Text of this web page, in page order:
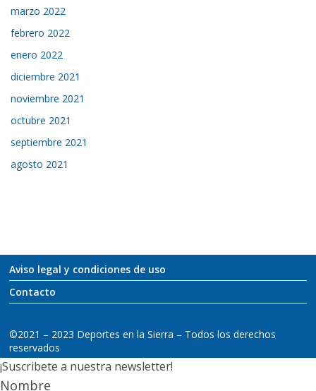
marzo 2022
febrero 2022
enero 2022
diciembre 2021
noviembre 2021
octubre 2021
septiembre 2021
agosto 2021
Aviso legal y condiciones de uso
Contacto
©2021 – 2023 Deportes en la Sierra – Todos los derechos
reservados
¡Suscribete a nuestra newsletter!
Nombre